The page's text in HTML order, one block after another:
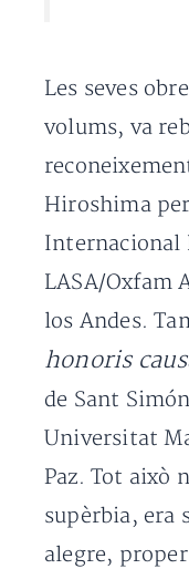
Les seves
volums, va
Hiroshima
Internacional
LASA/Oxfam
los Andes.
honoris
de Sant
Universitat
Paz. Tot això
supèrbia, era
alegre,